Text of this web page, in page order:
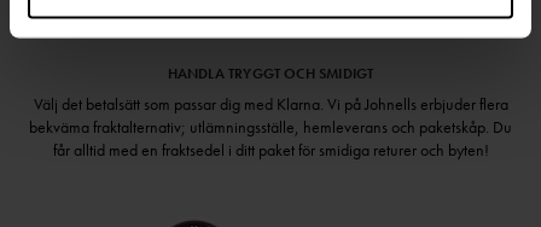
HANDLA TRYGGT OCH SMIDIGT
Välj det betalsätt som passar dig med Klarna. Vi på Johnells erbjuder flera
bekväma fraktalternativ; utlämningsställe, hemleverans och paketskåp. Du
får alltid med en fraktsedel i ditt paket för smidiga returer och byten!